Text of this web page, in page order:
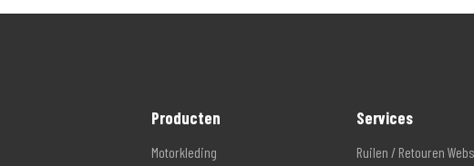
Producten
Motorkleding
Services
Ruilen / Retouren